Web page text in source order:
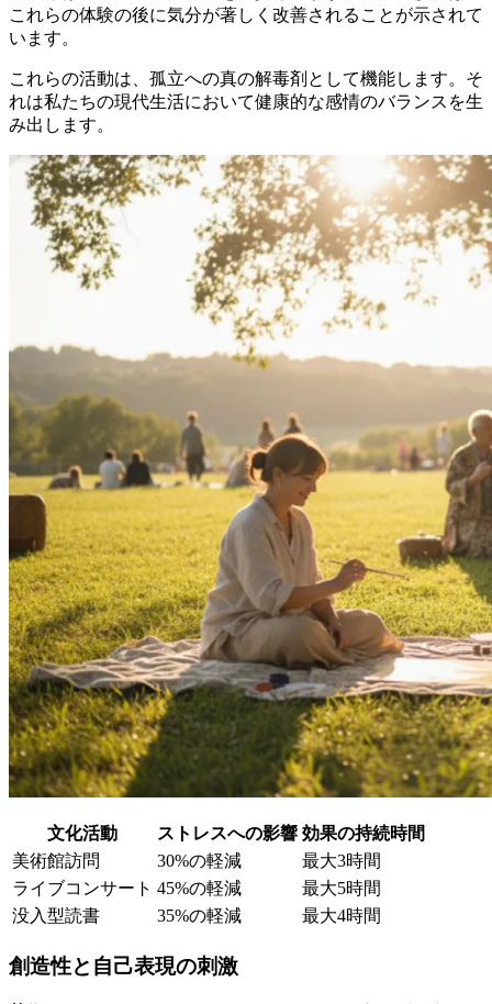
これらの体験の後に気分が著しく改善されることが示されて
います。
これらの活動は、孤立への真の解毒剤として機能します。そ
れは私たちの現代生活において健康的な感情のバランスを生
み出します。
文化活動 ストレスへの影響 効果の持続時間
美術館訪問
30%の軽減
最大3時間
ライブコンサート 45%の軽減
最大5時間
没入型読書
35%の軽減 最大4時間
創造性と自己表現の刺激